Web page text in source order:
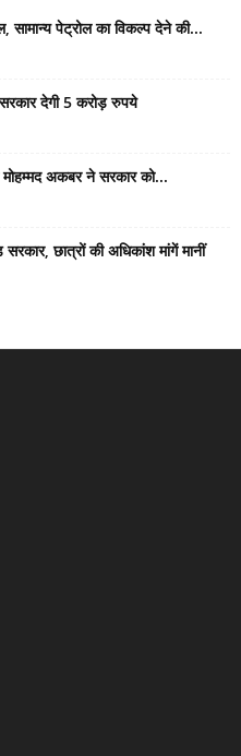
पेट्रोल का विकल्प देने की...
देगी 5 करोड़ रुपये
मोहम्मद अकबर ने सरकार को...
सरकार, छात्रों की अधिकांश मांगें मानीं